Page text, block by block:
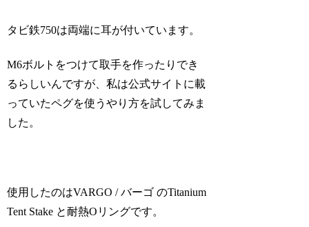
タビ鉄750は両端に耳が付いています。
M6ボルトをつけて取手を作ったりでき
るらしいんですが、私は公式サイトに載
っていたペグを使うやり方を試してみま
した。
使用したのはVARGO / バーゴ のTitanium
Tent Stake と耐熱Oリングです。